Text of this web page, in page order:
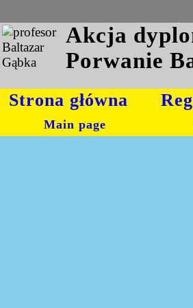
Akcja
Porwanie
Strona główna
Main page